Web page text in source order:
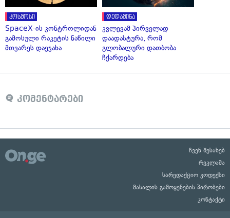
კოსმოსი
SpaceX-ის კონტროლიდან
გამოსული რაკეტის ნაწილი
მთვარეს დაეჯახა
დედამიწა
კვლევამ პირველად
დაადასტურა, რომ
გლობალური დათბობა
ჩქარდება
კომენტარები
ჩვენ შესახებ
რეკლამა
სარედაქციო კოდექსი
მასალის გამოყენების პირობები
კონტაქტი